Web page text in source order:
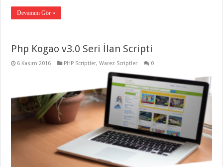
taşımacılık,
taşımacılık
gaziantep
gaziantep
organizasyon,
Devamını Gör »
Php Kogao v3.0 Seri İlan Scripti
6 Kasım 2016 PHP Scriptler,Warez Scriptler 0